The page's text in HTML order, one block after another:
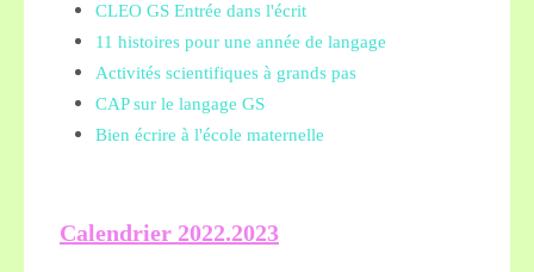
CLEO GS Entrée dans l'écrit
11 histoires pour une année de langage
Activités scientifiques à grands pas
CAP sur le langage GS
Bien écrire à l'école maternelle
Calendrier 2022.2023